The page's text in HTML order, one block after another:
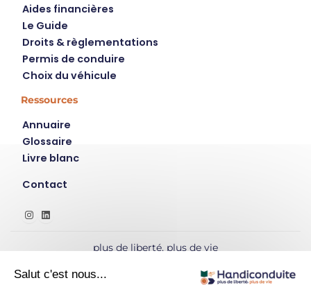
Aides financières
Le Guide
Droits & règlementations
Permis de conduire
Choix du véhicule
Ressources
Annuaire
Glossaire
Livre blanc
Contact
Instagram LinkedIn
plus de liberté, plus de vie